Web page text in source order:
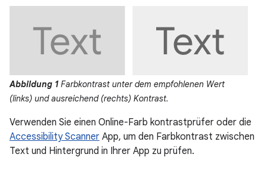
Abbildung 1 Farbkontrast unter dem empfohlenen Wert
(links) und ausreichend (rechts) Kontrast.
Verwenden Sie einen Online-Farb kontrastprüfer oder die
Accessibility Scanner App, um den Farbkontrast zwischen
Text und Hintergrund in Ihrer App zu prüfen.